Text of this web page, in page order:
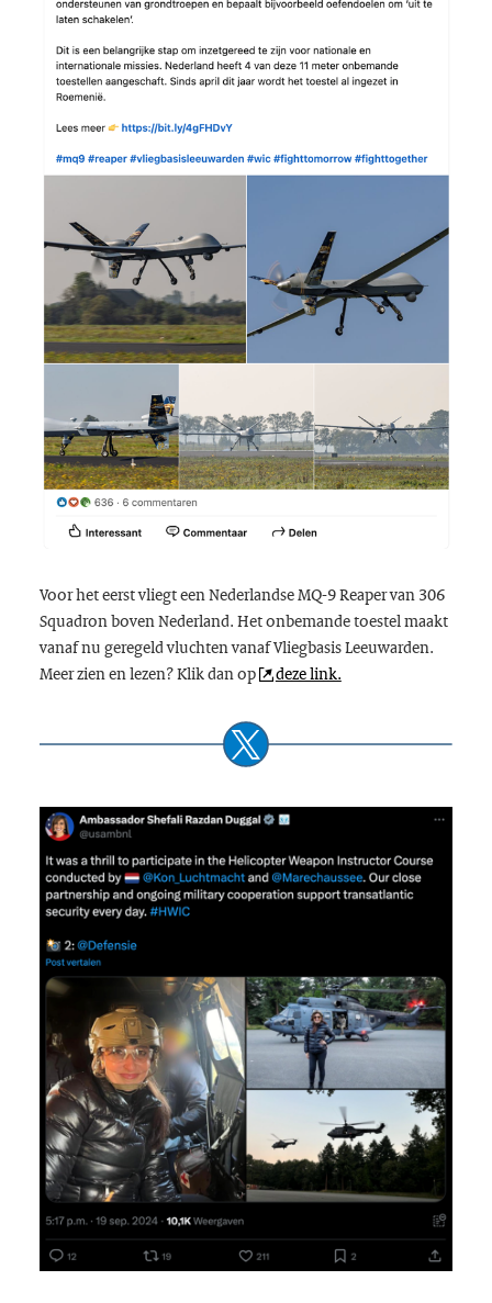
Voor het eerst vliegt een Nederlandse MQ-9Reapervan 306
Squadron boven Nederland. Het onbemande toestel maakt
vanaf nu geregeld vluchten vanaf Vliegbasis Leeuwarden.
Meer zien en lezen? Klik dan op
deze link.